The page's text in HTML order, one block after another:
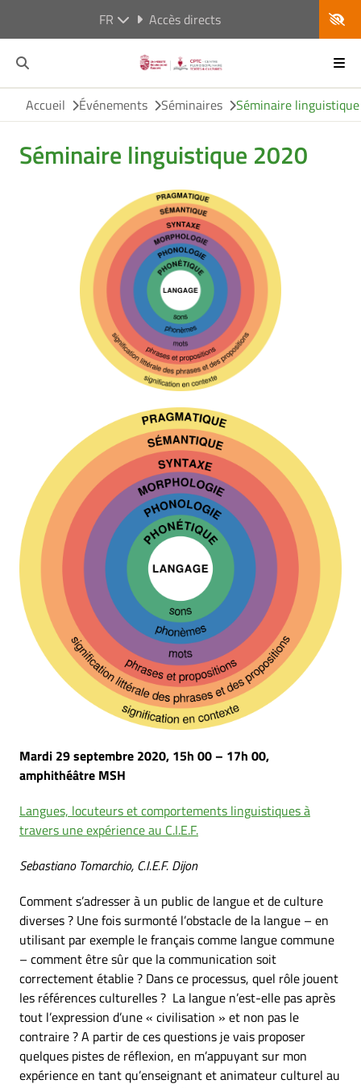
FR Accès directs
Accueil Événements Séminaires Séminaire
Séminaire linguistique 2020
Mardi 29 septembre 2020, 15h 00 – 17h 00,
amphithéâtre MSH
Langues, locuteurs et comportements linguistiques à
travers une expérience au C.I.E.F.
Sebastiano Tomarchio, C.I.E.F. Dijon
Comment s’adresser à un public de langue et de culture
diverses ? Une fois surmonté l’obstacle de la langue – en
utilisant par exemple le français comme langue commune
– comment être sûr que la communication soit
correctement établie ? Dans ce processus, quel rôle jouent
les références culturelles ? La langue n’est-elle pas après
tout l’expression d’une « civilisation » et non pas le
contraire ? A partir de ces questions je vais proposer
quelques pistes de réflexion, en m’appuyant sur mon
expérience en tant qu’enseignant et animateur culturel au